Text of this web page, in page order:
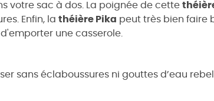
votre sac à dos. La poignée de cette
Enfin, la théière Pika peut très bien faire
une casserole.
sans éclaboussures ni gouttes d’eau